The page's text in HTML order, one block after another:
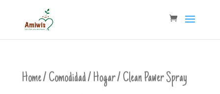
Home/ Comodidad/Hogar/ Clean Pawer Spray